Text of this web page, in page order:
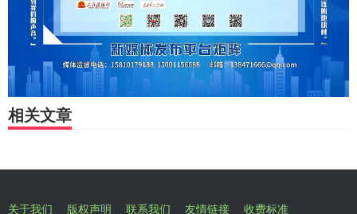
相关文章
关于我们 版权声明 联系我们 友情链接 收费标准